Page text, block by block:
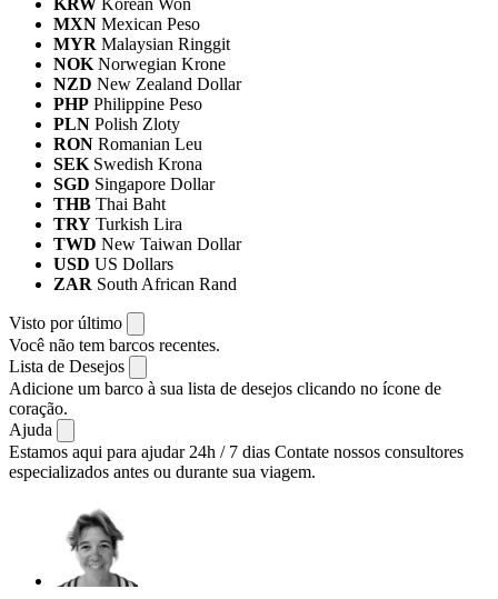
KRW Korean Won
MXN Mexican Peso
MYR Malaysian Ringgit
NOK Norwegian Krone
NZD New Zealand Dollar
PHP Philippine Peso
PLN Polish Zloty
RON Romanian Leu
SEK Swedish Krona
SGD Singapore Dollar
THB Thai Baht
TRY Turkish Lira
TWD New Taiwan Dollar
USD US Dollars
ZAR South African Rand
Visto por último
Você não tem barcos recentes.
Lista de Desejos
Adicione um barco à sua lista de desejos clicando no ícone de
coração.
Ajuda
Estamos aqui para ajudar 24h / 7 dias Contate nossos consultores
especializados antes ou durante sua viagem.